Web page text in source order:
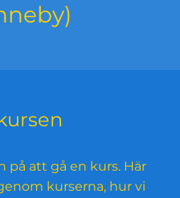
på att gå en kurs. Här
kurserna, hur vi